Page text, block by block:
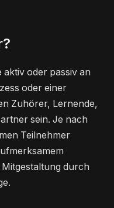
aktiv oder passiv an
oder einer
Zuhörer, Lernende,
sein. Je nach
Teilnehmer
durch